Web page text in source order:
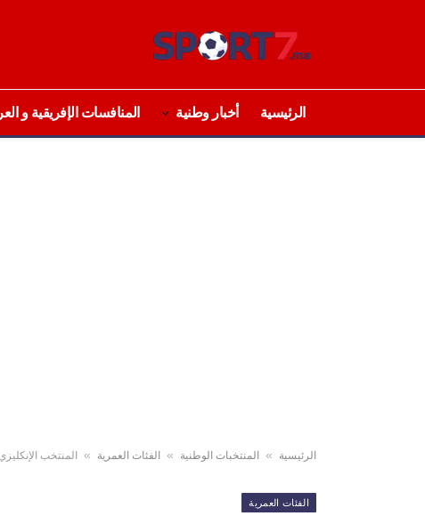
الرئيسية أخبار وطنية المنافسات الإفريقية و
الرئيسية » المنتخبات الوطنية » الفئات العمرية » المنتخب
الفئات العمرية